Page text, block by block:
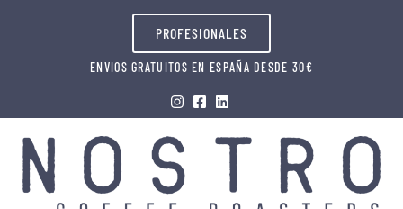
PROFESIONALES
ENVIOS GRATUITOS EN ESPAÑA DESDE 30€